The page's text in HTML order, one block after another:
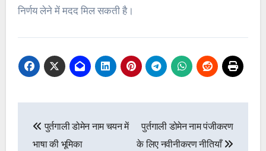
निर्णय लेने में मदद मिल सकती है।
navigation
पुर्तगाली डोमेन नाम चयन में
भाषा की भूमिका
पुर्तगाली डोमेन नाम पंजीकरण
के लिए नवीनीकरण नीतियाँ